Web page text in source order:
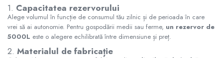
Kituri panouri solare apa calda
Panouri solare nepresurizate
Automatizari panouri solare
solare
1. Capacitatea rezervorului
Alege volumul în funcție de consumul tău zilnic și de perioada în care
vrei să ai autonomie. Pentru gospodării medii sau ferme, un rezervor de
5000L este o alegere echilibrată între dimensiune și preț.
2. Materialul de fabricație